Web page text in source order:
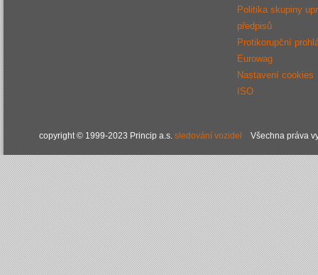
Politika skupiny
předpisů
Protikorupční
Eurowag
Nastavení cookies
ISO
copyright © 1999-2023 Princip a.s. sledování vozidel Všechna práva